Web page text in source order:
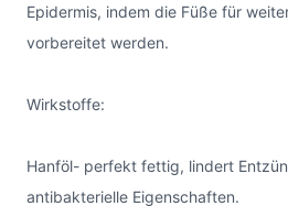
Epidermis, indem die Füße für
vorbereitet werden.
Wirkstoffe:
Hanföl- perfekt fettig, lindert
antibakterielle Eigenschaften.